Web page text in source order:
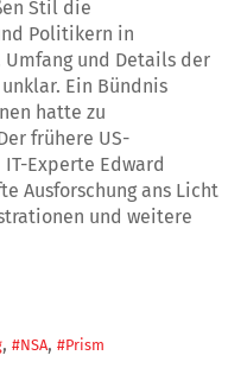
Stil die
Politikern in
und Details der
Ein Bündnis
hatte zu
frühere US-
Experte Edward
Ausforschung ans Licht
und weitere
, #NSA, #Prism